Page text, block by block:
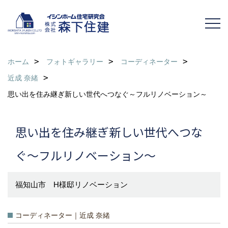
ホーム フォトギャラリー
コーディネーター
近成 奈緒
思い出を住み継ぎ新しい世代へつなぐ～フルリノベーション～
思い出を住み継ぎ新しい世代へつな
ぐ～フルリノベーション～
福知山市 H様邸リノベーション
コーディネーター｜近成 奈緒